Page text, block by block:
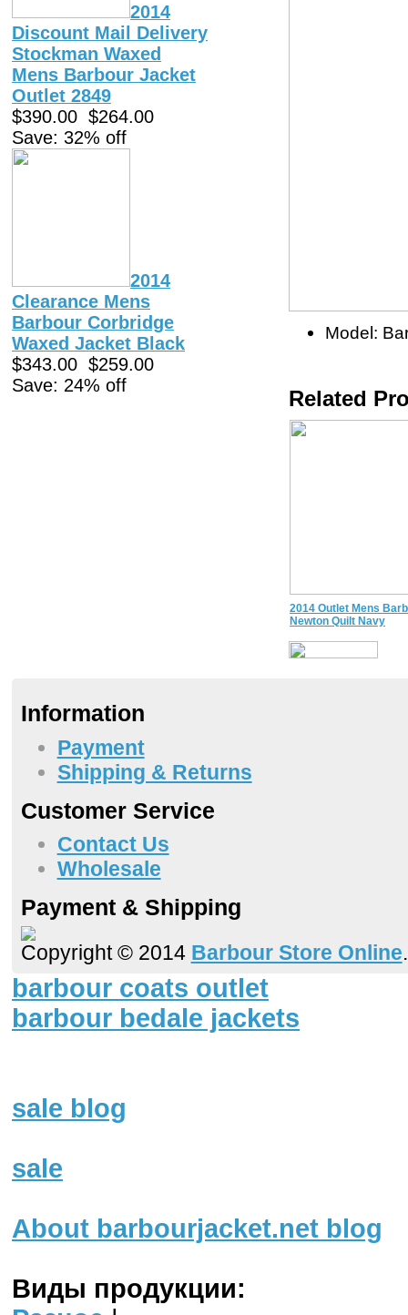
2014
Discount Mail Delivery
Stockman Waxed
Mens Barbour Jacket
Outlet 2849
$390.00 $264.00
Save: 32% off
2014
Clearance Mens
Barbour Corbridge
Waxed Jacket Black
$343.00 $259.00
Save: 24% off
Model:
Related
2014 Outlet Mens
Newton Quilt Navy
Information
Payment
Shipping & Returns
Customer Service
Contact Us
Wholesale
Payment & Shipping
Copyright © 2014 Barbour Store Online
barbour coats outlet
barbour bedale jackets
sale blog
sale
About barbourjacket.net blog
Виды продукции: